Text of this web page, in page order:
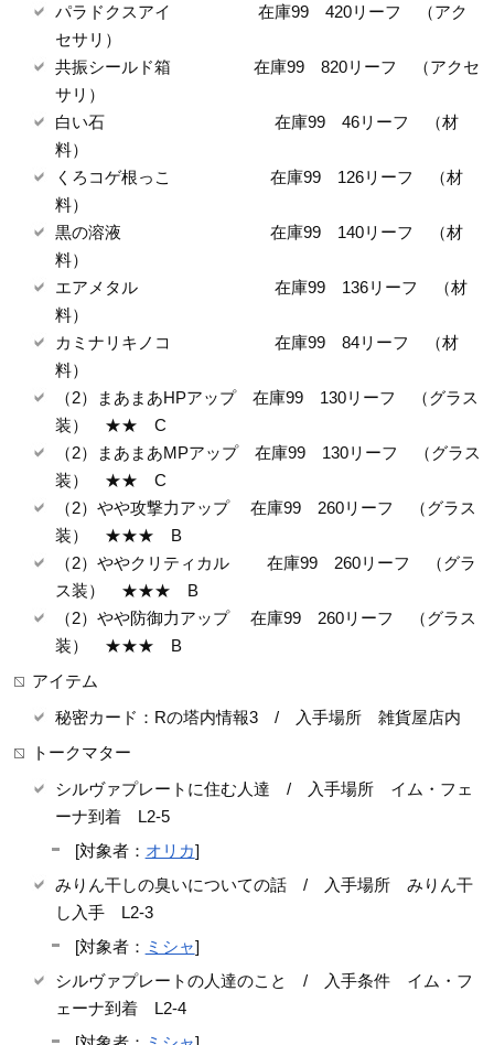
パラドクスアイ 在庫99 420リーフ （アク
セサリ）
共振シールド箱 在庫99 820リーフ （アクセ
サリ）
白い石 在庫99 46リーフ （材
料）
くろコゲ根っこ 在庫99 126リーフ （材
料）
黒の溶液 在庫99 140リーフ （材
料）
エアメタル 在庫99 136リーフ （材
料）
カミナリキノコ 在庫99 84リーフ （材
料）
（2）まあまあHPアップ 在庫99 130リーフ （グラス
装） ★★ C
（2）まあまあMPアップ 在庫99 130リーフ （グラス
装） ★★ C
（2）やや攻撃力アップ 在庫99 260リーフ （グラス
装） ★★★ B
（2）ややクリティカル 在庫99 260リーフ （グラ
ス装） ★★★ B
（2）やや防御力アップ 在庫99 260リーフ （グラス
装） ★★★ B
アイテム
秘密カード：Rの塔内情報3 / 入手場所 雑貨屋店内
トークマター
シルヴァプレートに住む人達 / 入手場所 イム・フェ
ーナ到着 L2-5
[対象者： オリカ]
みりん干しの臭いについての話 / 入手場所 みりん干
し入手 L2-3
[対象者： ミシャ]
シルヴァプレートの人達のこと / 入手条件 イム・フ
ェーナ到着 L2-4